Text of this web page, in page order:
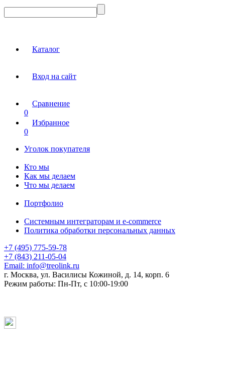
Каталог
Вход на сайт
Сравнение
0
Избранное
0
Уголок покупателя
Кто мы
Как мы делаем
Что мы делаем
Портфолио
Системным интеграторам и e-commerce
Политика обработки персональных данных
+7 (495) 775-59-78
+7 (843) 211-05-04
Email: info@treolink.ru
г. Москва, ул. Василисы Кожиной, д. 14, корп. 6
Режим работы: Пн-Пт, с 10:00-19:00